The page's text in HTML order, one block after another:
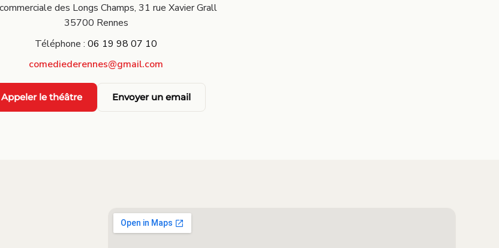
des Longs Champs, 31 rue Xavier Grall
35700 Rennes
Téléphone : 06 19 98 07 10
comediederennes@gmail.com
Appeler le théâtre Envoyer un email